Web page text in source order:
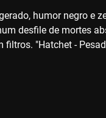
humor negro e
desfile de mortes
"Hatchet -